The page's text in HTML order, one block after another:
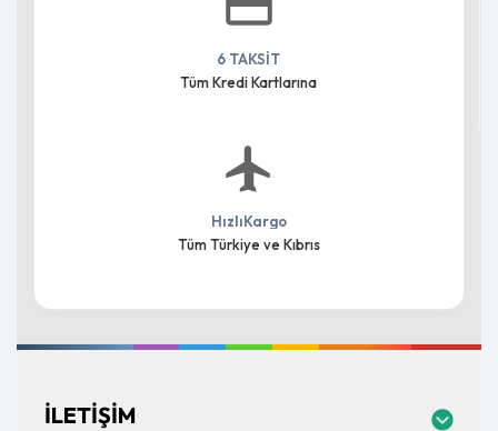
6 TAKSİT
Tüm Kredi Kartlarına
HızlıKargo
Tüm Türkiye ve Kıbrıs
İLETIŞIM